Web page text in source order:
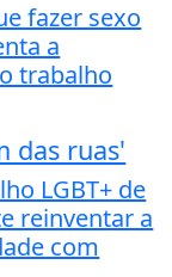
fazer sexo
a
trabalho
das ruas'
LGBT+ de
reinventar a
com